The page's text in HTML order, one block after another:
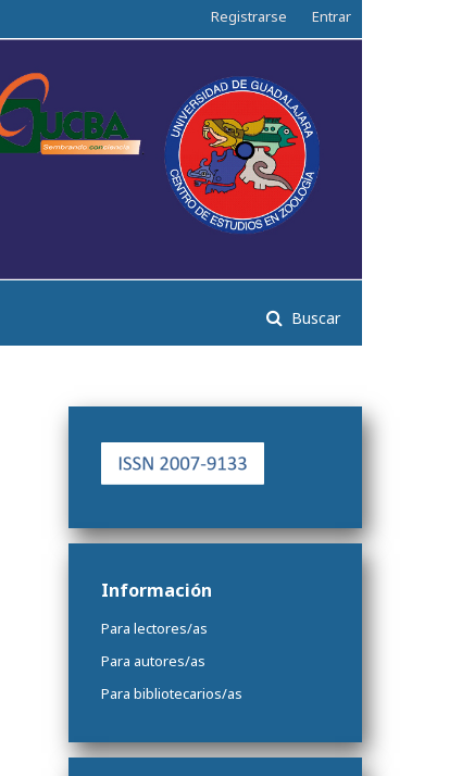
Buscar
Registrarse Entrar
Información
Para lectores/as
Para autores/as
Para bibliotecarios/as